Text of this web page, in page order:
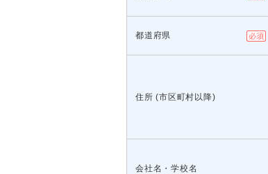
都道府県
住所 (市区町村以降)
会社名・学校名